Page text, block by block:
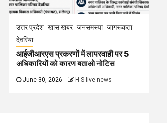
उत्तर प्रदेश खास खबर जनसमस्या जागरूकता
देवरिया
आईजीआरएस प्रकरणों में लापरवाही पर 5
अधिकारियों को कारण बताओ नोटिस
June 30, 2026 H S live news